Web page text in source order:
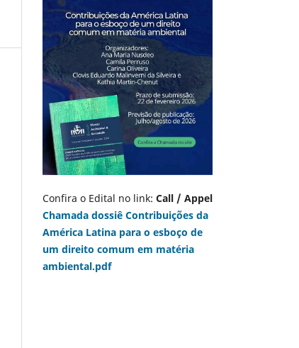
Confira o Edital no link: Call / Appel
Chamada dossiê Contribuições da
América Latina para o esboço de
um direito comum em matéria
ambiental.pdf